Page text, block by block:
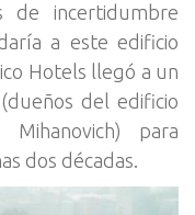
de incertidumbre
a este edificio
Hotels llegó a un
del edificio
para
dos décadas.